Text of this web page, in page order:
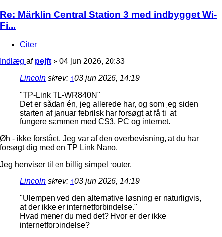
Re: Märklin Central Station 3 med indbygget Wi-
Fi...
Citer
Indlæg af pejft » 04 jun 2026, 20:33
Lincoln skrev: ↑03 jun 2026, 14:19
"TP-Link TL-WR840N"
Det er sådan én, jeg allerede har, og som jeg siden
starten af januar febrilsk har forsøgt at få til at
fungere sammen med CS3, PC og internet.
Øh - ikke forstået. Jeg var af den overbevisning, at du har
forsøgt dig med en TP Link Nano.
Jeg henviser til en billig simpel router.
Lincoln skrev: ↑03 jun 2026, 14:19
"Ulempen ved den alternative løsning er naturligvis,
at der ikke er internetforbindelse."
Hvad mener du med det? Hvor er der ikke
internetforbindelse?